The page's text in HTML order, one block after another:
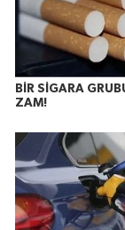
BİR SİGARA
ZAM!